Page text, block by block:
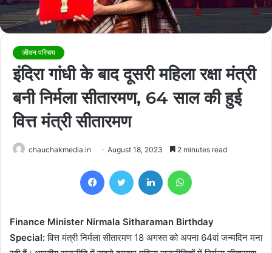
जीवन परिचय
इंदिरा गांधी के बाद दूसरी महिला रक्षा मंत्री
बनी निर्मला सीतारमण, 64 साल की हुई
वित्त मंत्री सीतारमण
chauchakmedia.in August 18, 2023 2 minutes read
FacebookTwitter LinkedIn
Finance Minister Nirmala Sitharaman Birthday
Special:वित्त मंत्री निर्मला सीतारमण 18 अगस्त को अपना 64वां जन्मदिन मना